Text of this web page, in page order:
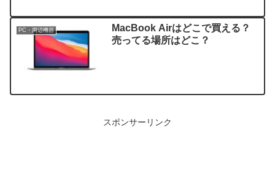
PC・周辺機器
MacBook Airはどこで買える？
売ってる場所はどこ？
スポンサーリンク